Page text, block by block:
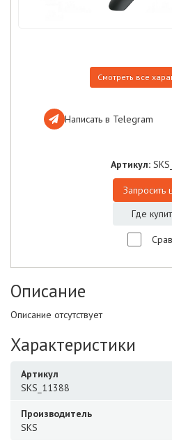
Смотреть все
Написать в Telegram
Артикул:
Запросить
Где
Описание
Описание отсутствует
Характеристики
Артикул
SKS_11388
Производитель
SKS